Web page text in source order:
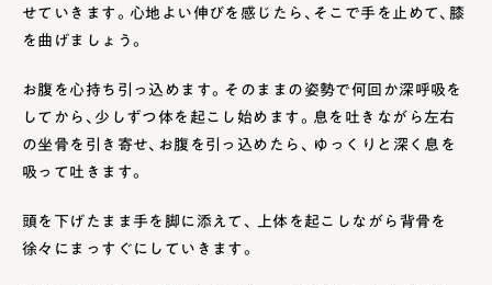
せていきます。心地よい伸びを感じたら、そこで手を止めて、膝
を曲げましょう。
お腹を心持ち引っ込めます。そのままの姿勢で何回か深呼吸を
してから、少しずつ体を起こし始めます。息を吐きながら左右
の坐骨を引き寄せ、お腹を引っ込めたら、 ゆっくりと深く息を
吸って吐きます。
頭を下げたまま手を脚に添えて、 上体を起こしながら背骨を
徐々にまっすぐにしていきます。